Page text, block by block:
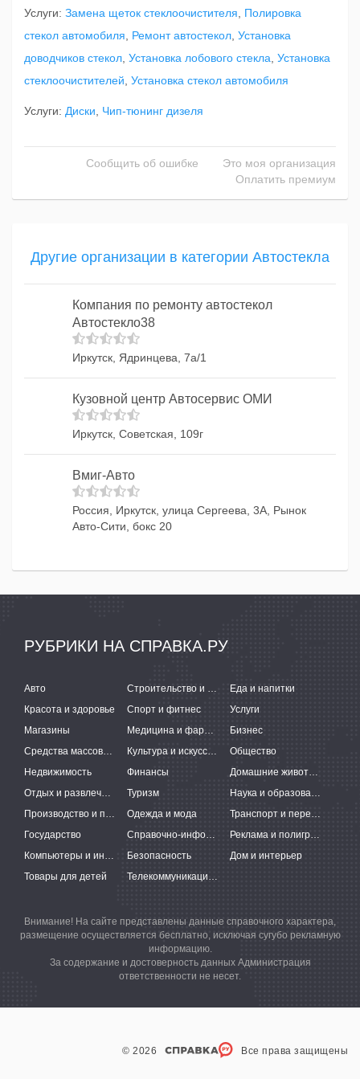
Услуги: Замена щеток стеклоочистителя
Полировка
стекол автомобиля
Ремонт автостекол Установка
доводчиков стекол Установка лобового стекла Установка
стеклоочистителей Установка стекол автомобиля
Услуги: Диски Чип-тюнинг дизеля
Сообщить об ошибке
Это моя организация
Оплатить премиум
Другие организации в категории Автостекла
Компания по ремонту автостекол
Автостекло38
Иркутск, Ядринцева, 7а/1
Кузовной центр Автосервис ОМИ
Иркутск, Советская, 109г
Вмиг-Авто
Россия, Иркутск, улица Сергеева, 3А, Рынок
Авто-Сити, бокс 20
РУБРИКИ НА СПРАВКА.РУ
Авто Строительство и ремонт
Еда и напитки
Красота и здоровье
Спорт и фитнес
Услуги
Магазины
Медицина и фармацевтика
Бизнес
Средства массовой информации
Культура и искусство
Общество
Недвижимость
Финансы
Домашние животные
Отдых и развлечения
Туризм
Наука и образование
Производство и поставки
Одежда и мода
Транспорт и перевозки
Государство
Справочно-информационные системы
Реклама и полиграфия
Компьютеры и интернет
Безопасность
Дом и интерьер
Товары для детей
Телекоммуникации и связь
Внимание! На сайте представлены данные справочного характера,
размещение осуществляется бесплатно, исключая сугубо рекламную
информацию.
За содержание и достоверность данных Администрация
ответственности не несет.
© 2026 Все права защищены